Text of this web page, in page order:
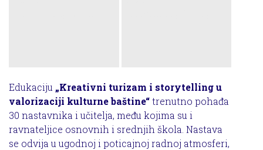
Edukaciju „Kreativni turizam i storytelling u
valorizaciji kulturne baštine“trenutno pohađa
30 nastavnika i učitelja, među kojima su i
ravnateljice osnovnih i srednjih škola. Nastava
se odvija u ugodnoj i poticajnoj radnoj atmosferi,